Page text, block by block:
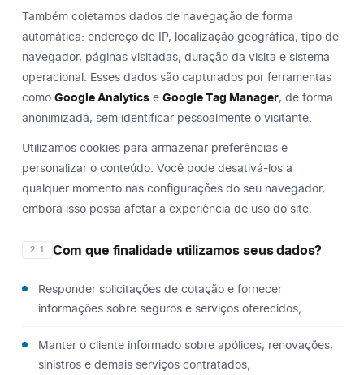
Também coletamos dados de navegação de forma
automática: endereço de IP, localização geográfica, tipo de
navegador, páginas visitadas, duração da visita e sistema
operacional. Esses dados são capturados por ferramentas
comoGoogle Analytics eGoogle Tag Manager, de forma
anonimizada, sem identificar pessoalmente o visitante.
Utilizamos cookies para armazenar preferências e
personalizar o conteúdo. Você pode desativá-los a
qualquer momento nas configurações do seu navegador,
embora isso possa afetar a experiência de uso do site.
2.1 Com que finalidade utilizamos seus dados?
Responder solicitações de cotação e fornecer
informações sobre seguros e serviços oferecidos;
Manter o cliente informado sobre apólices, renovações,
sinistros e demais serviços contratados;